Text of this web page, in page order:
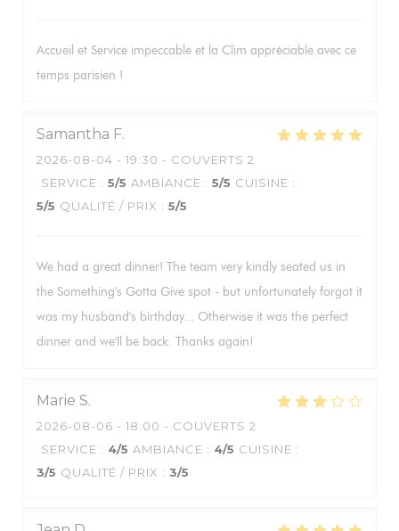
Accueil et Service impeccable et la Clim appréciable avec ce
temps parisien !
Samantha F
2026-08-04 - 19:30 - COUVERTS 2
SERVICE : 5/5 AMBIANCE : 5/5 CUISINE :
5/5 QUALITÉ / PRIX : 5/5
We had a great dinner! The team very kindly seated us in
the Something's Gotta Give spot - but unfortunately forgot it
was my husband's birthday... Otherwise it was the perfect
dinner and we'll be back. Thanks again!
Marie S
2026-08-06 - 18:00 - COUVERTS 2
SERVICE : 4/5 AMBIANCE : 4/5 CUISINE :
3/5 QUALITÉ / PRIX : 3/5